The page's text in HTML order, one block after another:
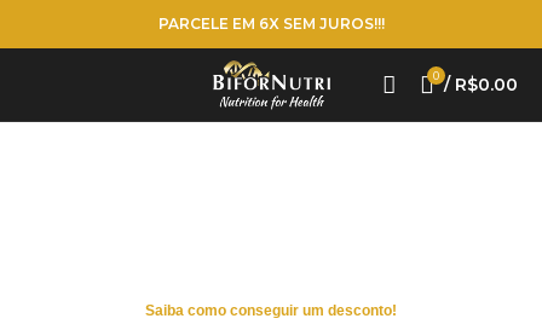
PARCELE EM 6X SEM JUROS!!!
0 / R$0.00
Saiba como conseguir um desconto!